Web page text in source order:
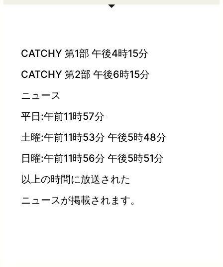
CATCHY 第1部 午後4時15分
CATCHY 第2部 午後6時15分
ニュース
平日:午前11時57分
土曜:午前11時53分 午後5時48分
日曜:午前11時56分 午後5時51分
以上の時間に放送された
ニュースが掲載されます。